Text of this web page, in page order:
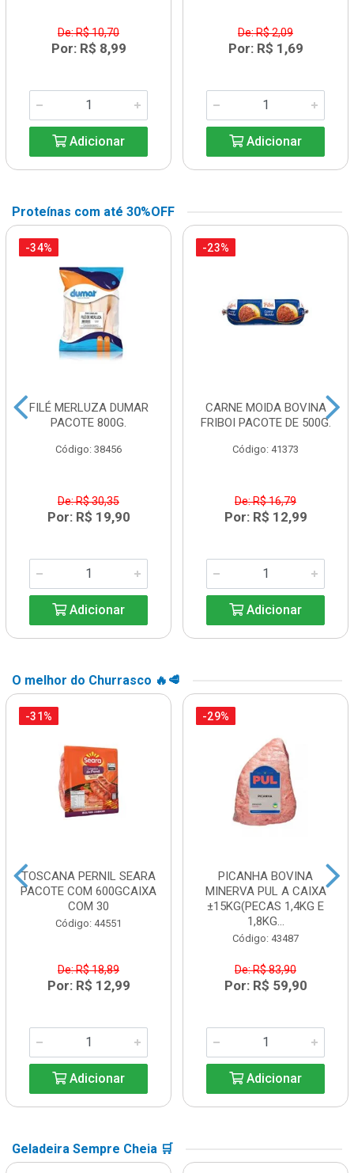
De: R$ 10,70
Por: R$ 8,99
Adicionar
De: R$ 2,09
Por: R$ 1,69
Adicionar
Proteínas com até 30%OFF
-34%
FILÉ MERLUZA DUMAR
PACOTE 800G.
Código: 38456
De: R$ 30,35
Por: R$ 19,90
Adicionar
-23%
CARNE MOIDA BOVINA
FRIBOI PACOTE DE 500G.
Código: 41373
De: R$ 16,79
Por: R$ 12,99
Adicionar
O melhor do Churrasco 🔥🥩
-31%
TOSCANA PERNIL SEARA
PACOTE COM 600GCAIXA
COM 30
Código: 44551
De: R$ 18,89
Por: R$ 12,99
Adicionar
-29%
PICANHA BOVINA
MINERVA PUL A CAIXA
±15KG(PECAS 1,4KG E
1,8KG...
Código: 43487
De: R$ 83,90
Por: R$ 59,90
Adicionar
Geladeira Sempre Cheia 🛒